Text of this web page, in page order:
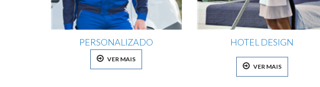
PERSONALIZADO
VER MAIS
HOTEL DESIGN
VER MAIS